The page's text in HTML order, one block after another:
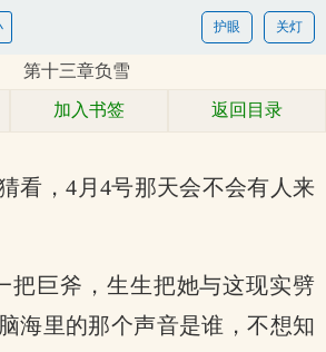
关灯
护眼
第十三章负雪
加入书签 返回目录
看，4月4号那天会不会有人来
把巨斧，生生把她与这现实劈
海里的那个声音是谁，不想知